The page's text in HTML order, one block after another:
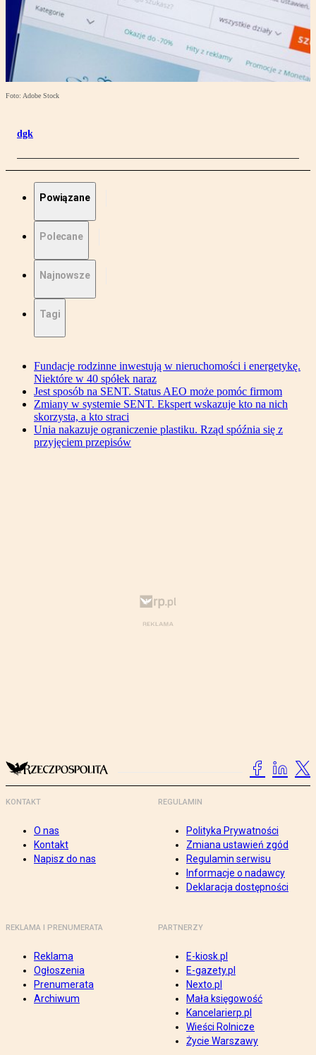
Foto: Adobe Stock
dgk
Powiązane
Polecane
Najnowsze
Tagi
Fundacje rodzinne inwestują w nieruchomości i energetykę.
Niektóre w 40 spółek naraz
Jest sposób na SENT. Status AEO może pomóc firmom
Zmiany w systemie SENT. Ekspert wskazuje kto na nich
skorzysta, a kto straci
Unia nakazuje ograniczenie plastiku. Rząd spóźnia się z
przyjęciem przepisów
KONTAKT
O nas
Kontakt
Napisz do nas
REGULAMIN
Polityka Prywatności
Zmiana ustawień zgód
Regulamin serwisu
Informacje o nadawcy
Deklaracja dostępności
REKLAMA I PRENUMERATA
Reklama
Ogłoszenia
Prenumerata
Archiwum
PARTNERZY
E-kiosk.pl
E-gazety.pl
Nexto.pl
Mała księgowość
Kancelarierp.pl
Wieści Rolnicze
Życie Warszawy